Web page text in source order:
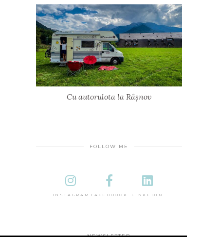
Cu autorulota la Râșnov
FOLLOW ME
INSTAGRAM FACEBOOOK LINKEDIN